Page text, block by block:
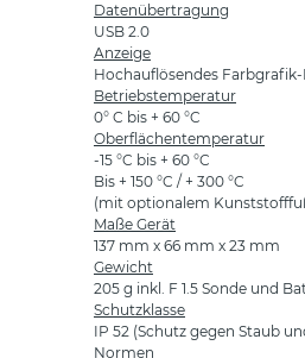
Datenübertragung
USB 2.0
Anzeige
Hochauflösendes
Betriebstemperatur
0° C bis + 60 °C
Oberflächentemperatur
-15 °C bis + 60 °C
Bis + 150 °C / + 300 °C
(mit optionalem
Maße Gerät
137 mm x 66 mm x 23 mm
Gewicht
205 g inkl. F 1.5 Sonde und
Schutzklasse
IP 52 (Schutz gegen Staub
Normen